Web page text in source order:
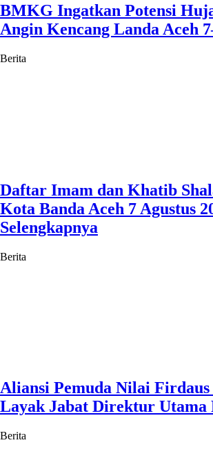
BMKG Ingatkan Potensi
Angin Kencang Landa Aceh
Berita
Daftar Imam dan Khatib
Kota Banda Aceh 7 Agustus
Selengkapnya
Berita
Aliansi Pemuda Nilai Firdaus
Layak Jabat Direktur Utama
Berita